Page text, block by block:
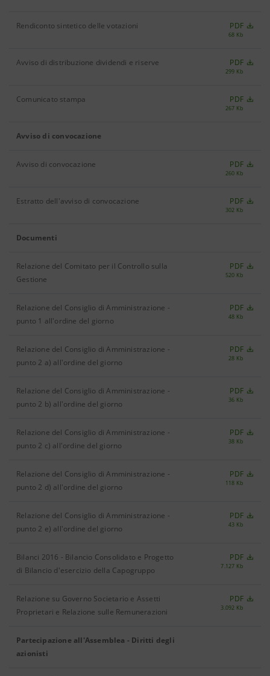
Rendiconto sintetico delle votazioni PDF
68 Kb
Avviso di distribuzione dividendi e riserve PDF
299 Kb
Comunicato stampa PDF
267 Kb
Avviso di convocazione
Avviso di convocazione PDF
260 Kb
Estratto dell'avviso di convocazione PDF
302 Kb
Documenti
Relazione del Comitato per il Controllo sulla
Gestione
PDF
520 Kb
Relazione del Consiglio di Amministrazione -
punto 1 all'ordine del giorno
PDF
48 Kb
Relazione del Consiglio di Amministrazione -
punto 2 a) all'ordine del giorno
PDF
28 Kb
Relazione del Consiglio di Amministrazione -
punto 2 b) all'ordine del giorno
PDF
36 Kb
Relazione del Consiglio di Amministrazione -
punto 2 c) all'ordine del giorno
PDF
38 Kb
Relazione del Consiglio di Amministrazione -
punto 2 d) all'ordine del giorno
PDF
118 Kb
Relazione del Consiglio di Amministrazione -
punto 2 e) all'ordine del giorno
PDF
43 Kb
Bilanci 2016 - Bilancio Consolidato e Progetto
di Bilancio d'esercizio della Capogruppo
PDF
7.127 Kb
Relazione su Governo Societario e Assetti
Proprietari e Relazione sulle Remunerazioni
PDF
3.092 Kb
Partecipazione all'Assemblea - Diritti degli
azionisti